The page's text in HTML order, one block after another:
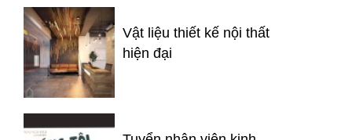
Vật liệu thiết kế nội thất
hiện đại